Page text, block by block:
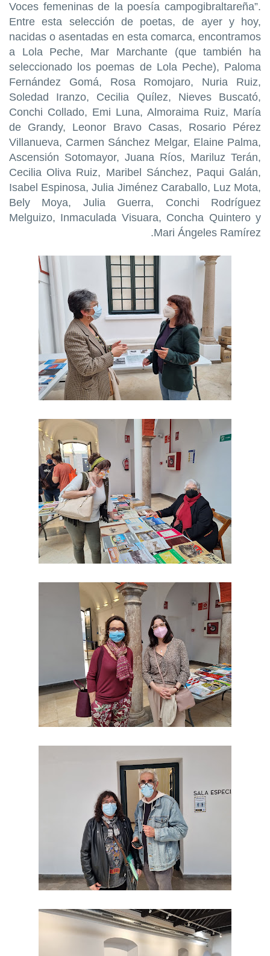
Voces femeninas de la poesía campogibraltareña”.
Entre esta selección de poetas, de ayer y hoy,
nacidas o asentadas en esta comarca, encontramos
a Lola Peche, Mar Marchante (que también ha
seleccionado los poemas de Lola Peche), Paloma
Fernández Gomá, Rosa Romojaro, Nuria Ruiz,
Soledad Iranzo, Cecilia Quílez, Nieves Buscató,
Conchi Collado, Emi Luna, Almoraima Ruiz, María
de Grandy, Leonor Bravo Casas, Rosario Pérez
Villanueva, Carmen Sánchez Melgar, Elaine Palma,
Ascensión Sotomayor, Juana Ríos, Mariluz Terán,
Cecilia Oliva Ruiz, Maribel Sánchez, Paqui Galán,
Isabel Espinosa, Julia Jiménez Caraballo, Luz Mota,
Bely Moya, Julia Guerra, Conchi Rodríguez
Melguizo, Inmaculada Visuara, Concha Quintero y
Mari Ángeles Ramírez.